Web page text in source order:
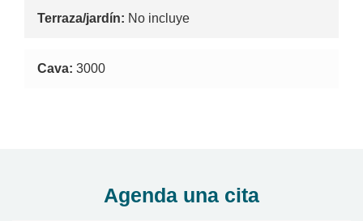
Terraza/jardín: No incluye
Cava: 3000
Agenda una cita